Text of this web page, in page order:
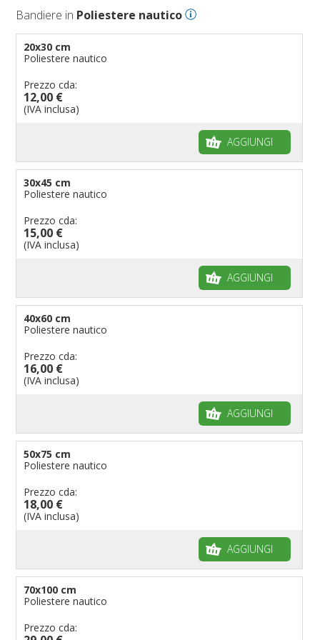
Bandiere per eventi religiosi
Bandiere per ambasciate
Bandiere per riserve naturali e parchi
Bandiere per musicisti
pennoni per bandiere
Bandiere in Poliestere nautico
20x30 cm
Poliestere nautico
Prezzo cda:
12,00 €
(IVA inclusa)
AGGIUNGI
30x45 cm
Poliestere nautico
Prezzo cda:
15,00 €
(IVA inclusa)
AGGIUNGI
40x60 cm
Poliestere nautico
Prezzo cda:
16,00 €
(IVA inclusa)
AGGIUNGI
50x75 cm
Poliestere nautico
Prezzo cda:
18,00 €
(IVA inclusa)
AGGIUNGI
70x100 cm
Poliestere nautico
Prezzo cda: